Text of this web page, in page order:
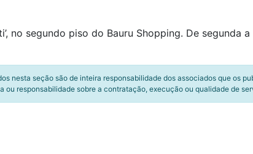
no segundo piso do Bauru Shopping. De segunda
nesta seção são de inteira responsabilidade dos associados que os
responsabilidade sobre a contratação, execução ou qualidade de